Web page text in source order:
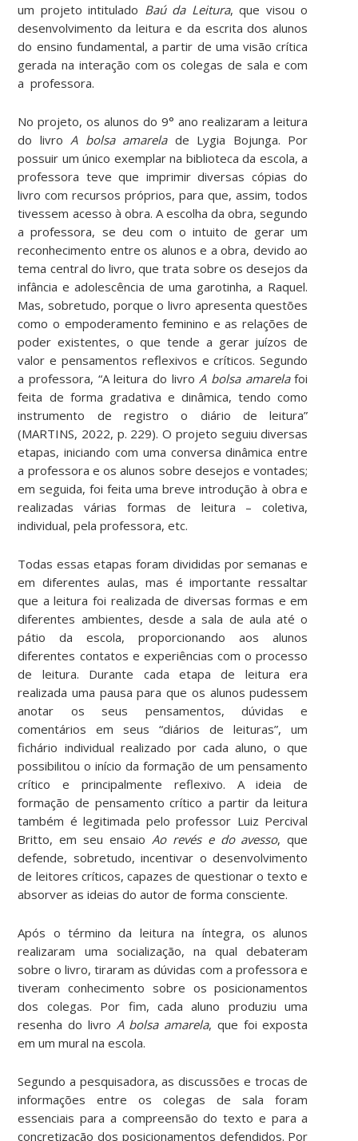
um projeto intitulado Baú da Leitura, que visou o
desenvolvimento da leitura e da escrita dos alunos
do ensino fundamental, a partir de uma visão crítica
gerada na interação com os colegas de sala e com
a professora.
No projeto, os alunos do 9° ano realizaram a leitura
do livro A bolsa amarela de Lygia Bojunga. Por
possuir um único exemplar na biblioteca da escola, a
professora teve que imprimir diversas cópias do
livro com recursos próprios, para que, assim, todos
tivessem acesso à obra. A escolha da obra, segundo
a professora, se deu com o intuito de gerar um
reconhecimento entre os alunos e a obra, devido ao
tema central do livro, que trata sobre os desejos da
infância e adolescência de uma garotinha, a Raquel.
Mas, sobretudo, porque o livro apresenta questões
como o empoderamento feminino e as relações de
poder existentes, o que tende a gerar juízos de
valor e pensamentos reflexivos e críticos. Segundo
a professora, “A leitura do livro A bolsa amarelafoi
feita de forma gradativa e dinâmica, tendo como
instrumento de registro o diário de leitura”
(MARTINS, 2022, p. 229). O projeto seguiu diversas
etapas, iniciando com uma conversa dinâmica entre
a professora e os alunos sobre desejos e vontades;
em seguida, foi feita uma breve introdução à obra e
realizadas várias formas de leitura – coletiva,
individual, pela professora, etc.
Todas essas etapas foram divididas por semanas e
em diferentes aulas, mas é importante ressaltar
que a leitura foi realizada de diversas formas e em
diferentes ambientes, desde a sala de aula até o
pátio da escola, proporcionando aos alunos
diferentes contatos e experiências com o processo
de leitura. Durante cada etapa de leitura era
realizada uma pausa para que os alunos pudessem
anotar os seus pensamentos, dúvidas e
comentários em seus “diários de leituras”, um
fichário individual realizado por cada aluno, o que
possibilitou o início da formação de um pensamento
crítico e principalmente reflexivo. A ideia de
formação de pensamento crítico a partir da leitura
também é legitimada pelo professor Luiz Percival
Britto, em seu ensaio Ao revés e do avesso, que
defende, sobretudo, incentivar o desenvolvimento
de leitores críticos, capazes de questionar o texto e
absorver as ideias do autor de forma consciente.
Após o término da leitura na íntegra, os alunos
realizaram uma socialização, na qual debateram
sobre o livro, tiraram as dúvidas com a professora e
tiveram conhecimento sobre os posicionamentos
dos colegas. Por fim, cada aluno produziu uma
resenha do livro A bolsa amarela, que foi exposta
em um mural na escola.
Segundo a pesquisadora, as discussões e trocas de
informações entre os colegas de sala foram
essenciais para a compreensão do texto e para a
concretização dos posicionamentos defendidos. Por